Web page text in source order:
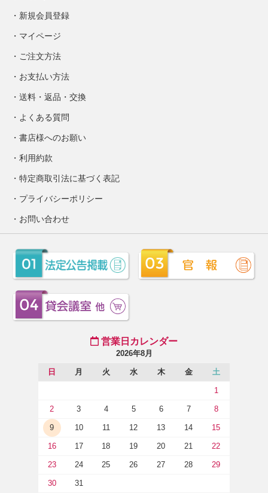
新規会員登録
マイページ
ご注文方法
お支払い方法
送料・返品・交換
よくある質問
書店様へのお願い
利用約款
特定商取引法に基づく表記
プライバシーポリシー
お問い合わせ
営業日カレンダー
2026年8月
日 月 火 水 木 金 土
1
2 3 4 5 6 7 8
9 10 11 12 13 14 15
16 17 18 19 20 21 22
23 24 25 26 27 28 29
30 31